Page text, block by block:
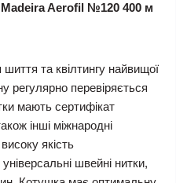
Aerofil №120 400 м
та квілтингу найвищої
регулярно перевіряється
мають сертифікат
інші міжнародні
якість
швейні нитки,